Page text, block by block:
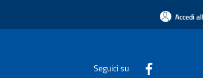
Accedi
Seguici su